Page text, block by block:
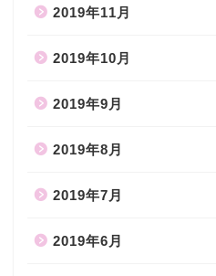
2019年11月
2019年10月
2019年9月
2019年8月
2019年7月
2019年6月